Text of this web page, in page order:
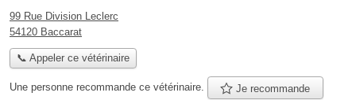
99 Rue Division Leclerc
54120 Baccarat
📞 Appeler ce vétérinaire
Une personne recommande ce vétérinaire. Je recommande